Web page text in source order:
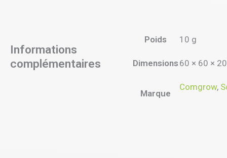
Informations
complémentaires
Poids 10 g
Dimensions 60 × 60 ×
Marque
Comgrow,